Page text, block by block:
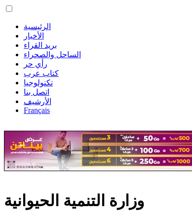
الرئيسية
الأخبار
بريد القراء
الساحل والصحراء
رأي حر
كتاب عرب
تكنولوجيا
اتصل بنا
الأرشيف
Français
وزارة التنمية الحيوانية